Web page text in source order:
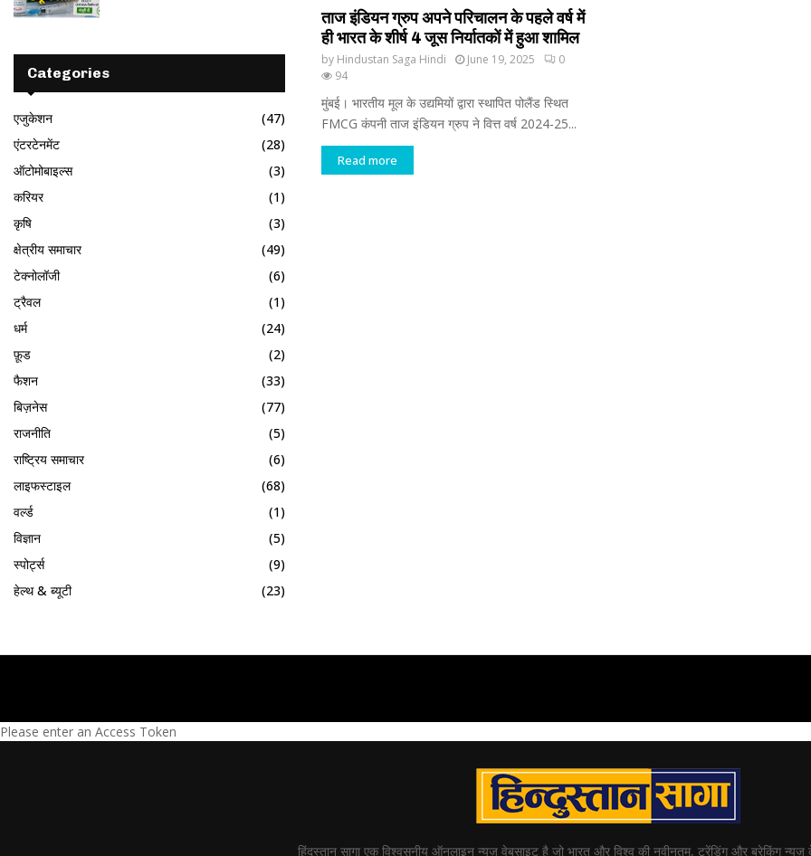
ताज इंडियन ग्रुप अपने परिचालन के पहले वर्ष में
ही भारत के शीर्ष 4 जूस निर्यातकों में हुआ शामिल
by Hindustan Saga Hindi June 19, 2025
0
94
मुंबई। भारतीय मूल के उद्यमियों द्वारा स्थापित पोलैंड स्थित
FMCG कंपनी ताज इंडियन ग्रुप ने वित्त वर्ष 2024-25...
Read more
Categories
एजुकेशन
(47)
एंटरटेनमेंट
(28)
ऑटोमोबाइल्स
(3)
करियर
(1)
कृषि
(3)
क्षेत्रीय समाचार
(49)
टेक्नोलॉजी
(6)
ट्रैवल
(1)
धर्म
(24)
फ़ूड
(2)
फैशन
(33)
बिज़नेस
(77)
राजनीति
(5)
राष्ट्रिय समाचार
(6)
लाइफस्टाइल
(68)
वर्ल्ड
(1)
विज्ञान
(5)
स्पोर्ट्स
(9)
हेल्थ & ब्यूटी
(23)
Please enter an Access Token
हिंदुस्तान सागा एक विश्वसनीय ऑनलाइन न्यूज़ वेबसाइट है जो भारत और विश्व की नवीनतम, ट्रेंडिंग और ब्रेकिंग